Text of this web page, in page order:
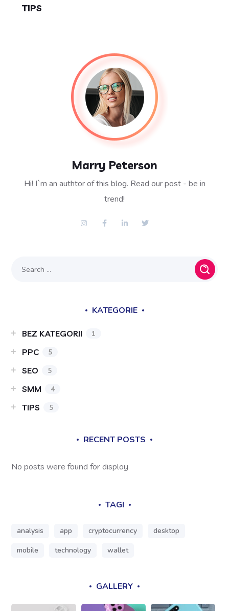
TIPS
Marry Peterson
Hi! I`m an authtor of this blog. Read our post - be in
trend!
KATEGORIE
BEZ KATEGORII 1
PPC 5
SEO 5
SMM 4
TIPS 5
RECENT POSTS
No posts were found for display
TAGI
analysis app cryptocurrency
desktop
mobile
technology wallet
GALLERY